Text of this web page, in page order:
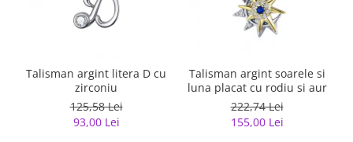
Talisman argint litera D cu
zirconiu
125,58 Lei
93,00 Lei
Talisman argint soarele si
luna placat cu rodiu si aur
222,74 Lei
155,00 Lei